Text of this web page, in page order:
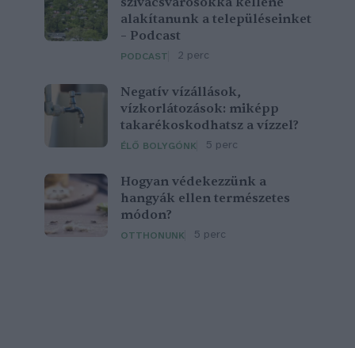
alakítanunk a településeinket
– Podcast
PODCAST 2 perc
Negatív vízállások,
vízkorlátozások: miképp
takarékoskodhatsz a vízzel?
ÉLŐ BOLYGÓNK 5 perc
Hogyan védekezzünk a
hangyák ellen természetes
módon?
OTTHONUNK 5 perc